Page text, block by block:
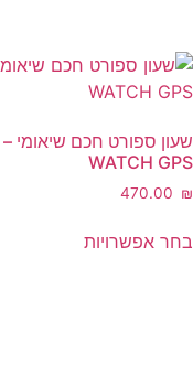
WATCH GPS
‎470.00 ₪
בחר אפשרויותזה